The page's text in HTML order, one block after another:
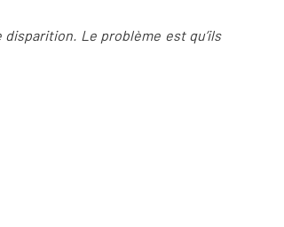
Le problème est qu’ils